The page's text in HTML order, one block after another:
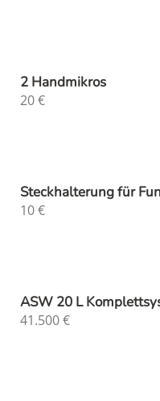
2 Handmikros
20€
Steckhalterung für
10€
ASW 20 L
41.500€